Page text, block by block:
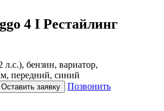
4 I Рестайлинг
бензин, вариатор,
передний, синий
Оставить заявку
Позвонить